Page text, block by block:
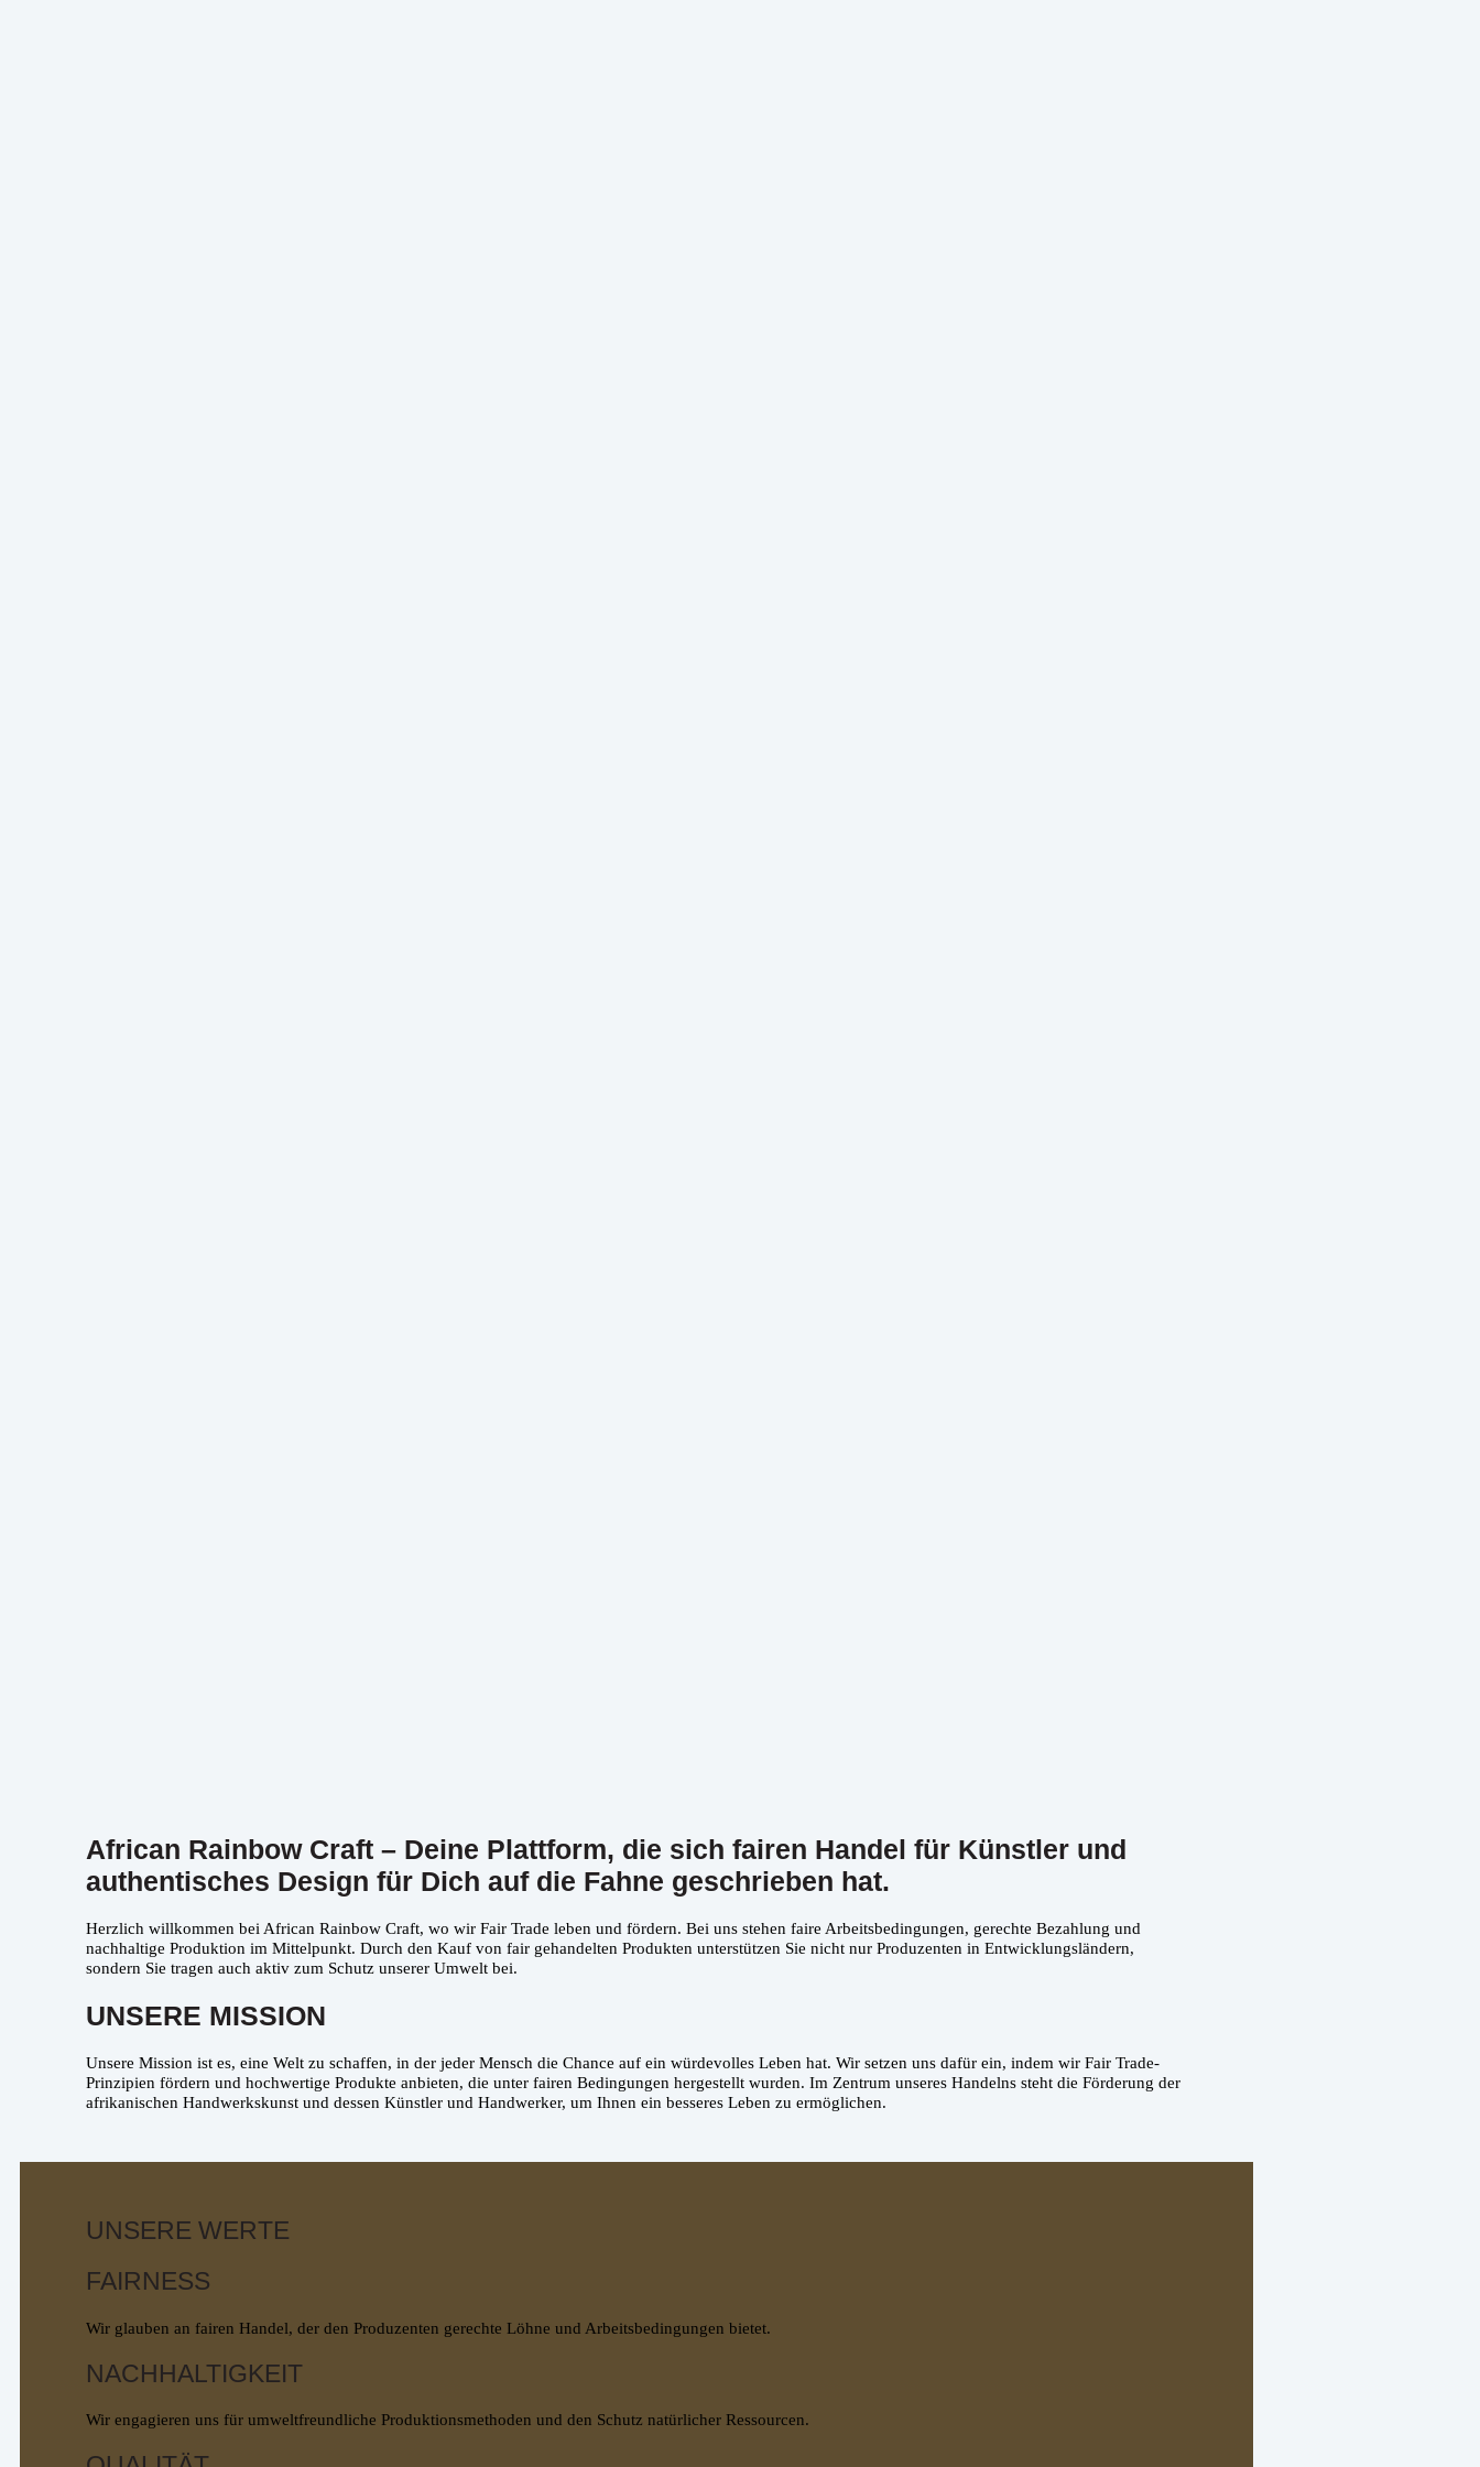
African Rainbow Craft – Deine Plattform, die sich fairen Handel für Künstler und
authentisches Design für Dich auf die Fahne geschrieben hat.
Herzlich willkommen bei African Rainbow Craft, wo wir Fair Trade leben und fördern. Bei uns stehen faire Arbeitsbedingungen, gerechte Bezahlung und
nachhaltige Produktion im Mittelpunkt. Durch den Kauf von fair gehandelten Produkten unterstützen Sie nicht nur Produzenten in Entwicklungsländern,
sondern Sie tragen auch aktiv zum Schutz unserer Umwelt bei.
UNSERE MISSION
Unsere Mission ist es, eine Welt zu schaffen, in der jeder Mensch die Chance auf ein würdevolles Leben hat. Wir setzen uns dafür ein, indem wir Fair Trade-
Prinzipien fördern und hochwertige Produkte anbieten, die unter fairen Bedingungen hergestellt wurden. Im Zentrum unseres Handelns steht die Förderung der
afrikanischen Handwerkskunst und dessen Künstler und Handwerker, um Ihnen ein besseres Leben zu ermöglichen.
UNSERE WERTE
FAIRNESS
Wir glauben an fairen Handel, der den Produzenten gerechte Löhne und Arbeitsbedingungen bietet.
NACHHALTIGKEIT
Wir engagieren uns für umweltfreundliche Produktionsmethoden und den Schutz natürlicher Ressourcen.